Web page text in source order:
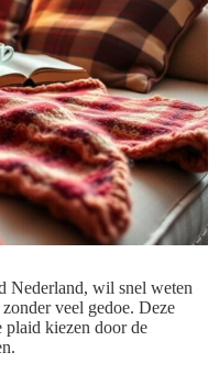
Nederland, wil snel weten
veel gedoe. Deze
kiezen door de